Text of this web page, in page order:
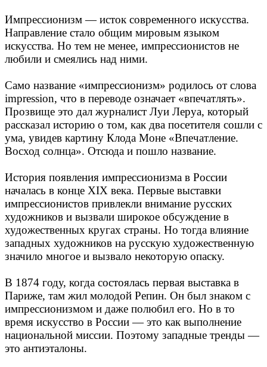
Импрессионизм — исток современного искусства.
Направление стало общим мировым языком
искусства. Но тем не менее, импрессионистов не
любили и смеялись над ними.
Само название «импрессионизм» родилось от слова
impression, что в переводе означает «впечатлять».
Прозвище это дал журналист Луи Леруа, который
рассказал историю о том, как два посетителя сошли с
ума, увидев картину Клода Моне «Впечатление.
Восход солнца». Отсюда и пошло название.
История появления импрессионизма в России
началась в конце XIX века. Первые выставки
импрессионистов привлекли внимание русских
художников и вызвали широкое обсуждение в
художественных кругах страны. Но тогда влияние
западных художников на русскую художественную
значило многое и вызвало некоторую опаску.
В 1874 году, когда состоялась первая выставка в
Париже, там жил молодой Репин. Он был знаком с
импрессионизмом и даже полюбил его. Но в то
время искусство в России — это как выполнение
национальной миссии. Поэтому западные тренды —
это антиэталоны.